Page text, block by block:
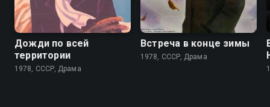
Дожди по всей
территории
1978, СССР, Драма
6.8
Встреча в конце зимы
1978, СССР, Драма